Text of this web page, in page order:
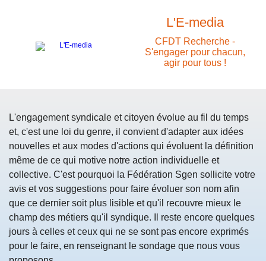
L'E-media
CFDT Recherche -
S'engager pour chacun,
agir pour tous !
L'engagement syndicale et citoyen évolue au fil du temps
et, c'est une loi du genre, il convient d'adapter aux idées
nouvelles et aux modes d'actions qui évoluent la définition
même de ce qui motive notre action individuelle et
collective. C'est pourquoi la Fédération Sgen sollicite votre
avis et vos suggestions pour faire évoluer son nom afin
que ce dernier soit plus lisible et qu'il recouvre mieux le
champ des métiers qu'il syndique. Il reste encore quelques
jours à celles et ceux qui ne se sont pas encore exprimés
pour le faire, en renseignant le sondage que nous vous